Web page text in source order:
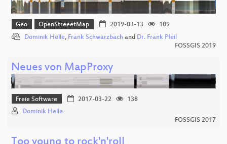
Geo OpenStreeetMap 2019-03-13
109
Dominik Helle, Frank Schwarzbach and Dr. Frank Pfeil
FOSSGIS 2019
Neues von MapProxy
Freie Software 2017-03-22
138
Dominik Helle
FOSSGIS 2017